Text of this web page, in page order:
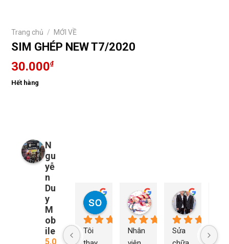
Trang chủ / MỚI VỀ
SIM GHÉP NEW T7/2020
30.000₫
Hết hàng
N
gu
yễ
n
Du
y
M
ob
ile
5.0
so young
2 năm trước
Tôi
My Nguyễn
2 năm trước
Nhân
Sửa